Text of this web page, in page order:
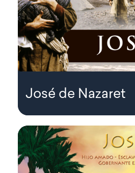
José de Nazaret